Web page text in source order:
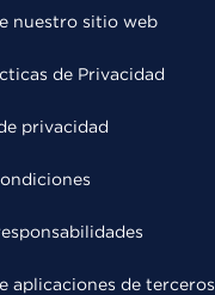
nuestro sitio web
de Privacidad
privacidad
aplicaciones de terceros